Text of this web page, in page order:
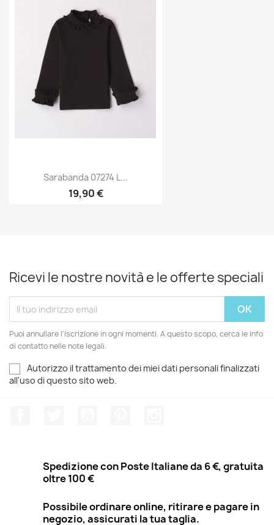
Sarabanda 07274 L...
19,90 €
Ricevi le nostre novità e le offerte speciali
Puoi annullare l'iscrizione in ogni momenti. A questo scopo, cerca le info
di contatto nelle note legali.
Autorizzo il trattamento dei miei dati personali finalizzati
all'uso di questo sito web.
Spedizione con Poste Italiane da 6 €, gratuita
oltre 100 €
Possibile ordinare online, ritirare e pagare in
negozio, assicurati la tua taglia.